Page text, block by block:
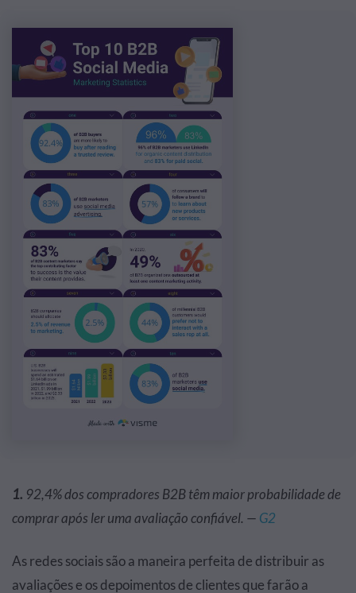
1. 92,4% dos compradores B2B têm maior probabilidade de
comprar após ler uma avaliação confiável. — G2
As redes sociais são a maneira perfeita de distribuir as
avaliações e os depoimentos de clientes que farão a